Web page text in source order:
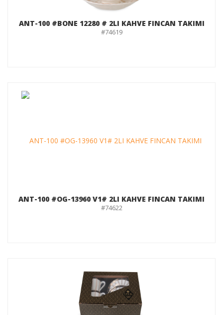
ANT-100 #BONE 12280 # 2LI KAHVE FINCAN TAKIMI
#74619
ANT-100 #OG-13960 V1# 2LI KAHVE FINCAN TAKIMI
#74622